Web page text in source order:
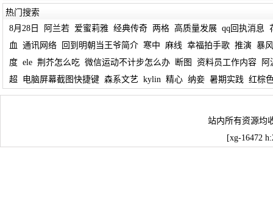
热门搜索
8月28日
阿兰若 爱蜜莉雅 经典传奇 两格 高质量发展 qq回执消息
血 通讯网络 回到明朝当王爷简介 寒中 麻线 幸福拍手歌 推演 暴
度 ele 荆芥怎么吃 微信运动不计步怎么办 断图 资料员工作内容
阿
超
电脑屏幕截图快捷键 森系文艺 kylin 精心 纳妾 暑期实践 红棕
站内所有资源均
[xg-16472